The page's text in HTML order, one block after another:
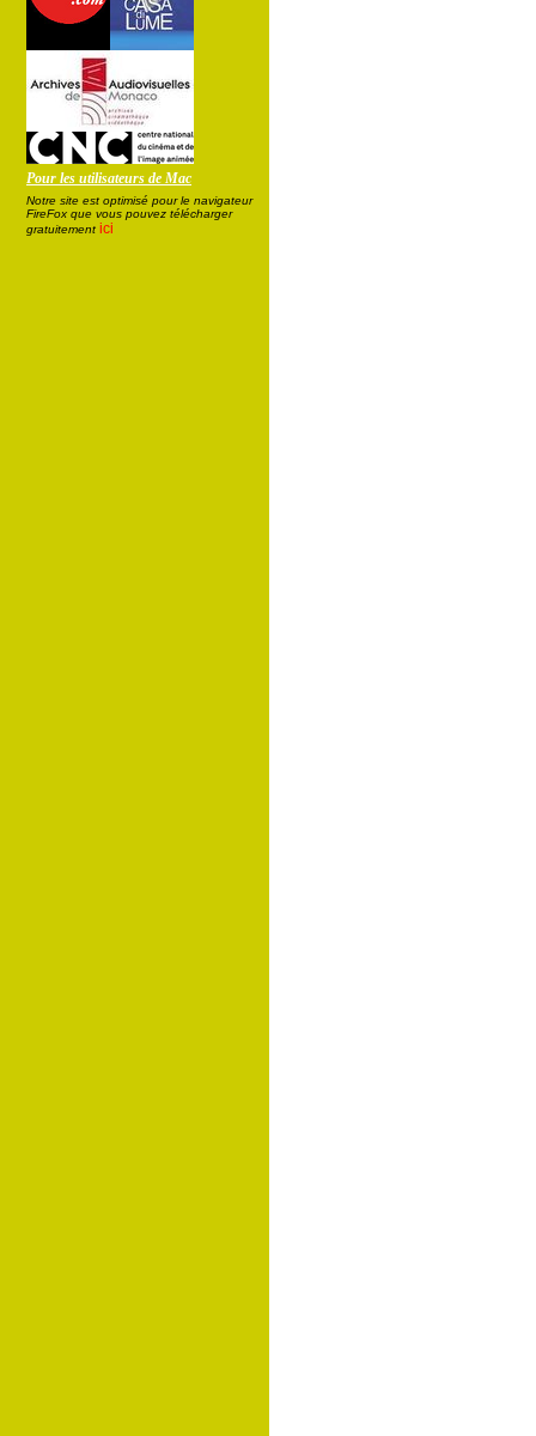
Pour les utilisateurs de Mac
Notre site est optimisé pour le navigateur
FireFox que vous pouvez télécharger
gratuitement ici